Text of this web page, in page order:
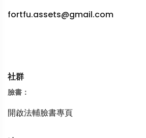
fortfu.assets@gmail.com
社群
臉書：
開啟法輔臉書專頁